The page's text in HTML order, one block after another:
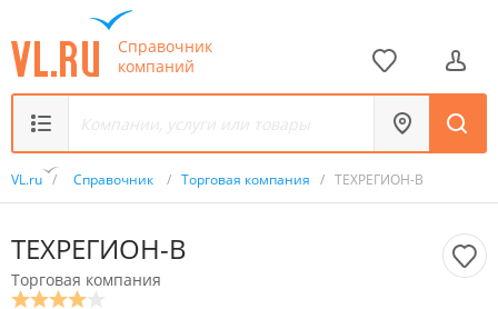
Справочник
компаний
VL.ru / Справочник / Торговая компания / ТЕХРЕГИОН-В
ТЕХРЕГИОН-В
Торговая компания